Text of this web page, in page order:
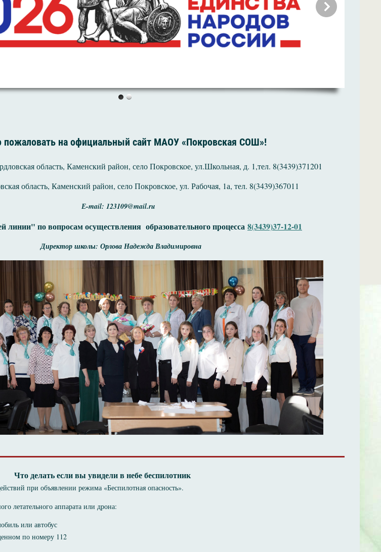
пожаловать на официальный сайт МАОУ «Покровская СОШ»!
область, Каменский район, село Покровское, ул.Школьная, д. 1,тел. 8(3439)371201
область, Каменский район, село Покровское, ул. Рабочая, 1а, тел. 8(3439)367011
Е-mail: 123109@mail.ru
линии" по вопросам осуществления образовательного процесса 8(3439)37-12-01
Директор школы: Орлова Надежда Владимировна
Что делать если вы увидели в небе беспилотник
при объявлении режима «Беспилотная опасность».
летательного аппарата или дрона:
или автобус
по номеру 112